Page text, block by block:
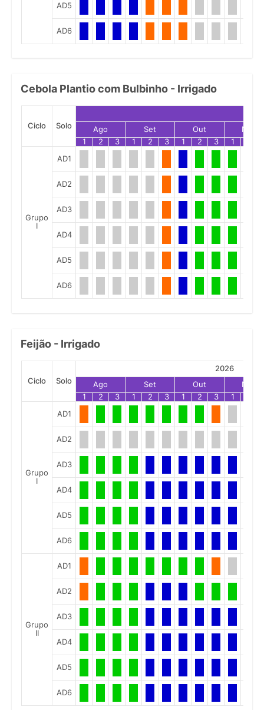
AD5
AD6
Cebola Plantio com Bulbinho - Irrigado
Ciclo Solo Ago Set Out
Nov
1
2 3 1 2 3 1 2 3 1
Grupo
I
AD1
AD2
AD3
AD4
AD5
AD6
Feijão - Irrigado
Ciclo Solo
2026
Ago
Set Out
Nov
1
2 3 1 2 3 1 2 3 1
Grupo
I
AD1
AD2
AD3
AD4
AD5
AD6
Grupo
II
AD1
AD2
AD3
AD4
AD5
AD6